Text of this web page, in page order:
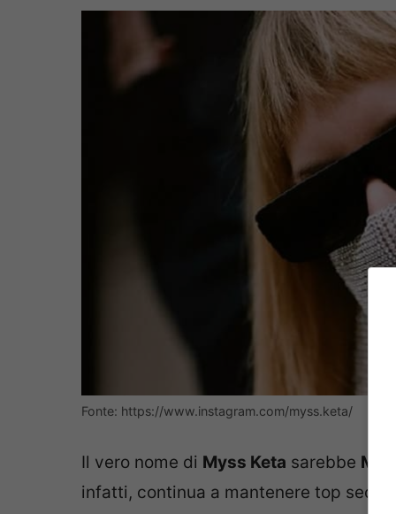
Fonte: https://www.instagram.com/myss.keta/
Il vero nome di Myss Keta sarebbe
infatti, continua a mantenere top